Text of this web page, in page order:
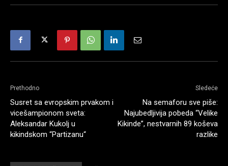
Prethodno
Susret sa evropskim prvakom i
vicešampionom sveta:
Aleksandar Kukolj u
kikindskom “Partizanu“
Sledeće
Na semaforu sve piše:
Najubedljivija pobeda “Velike
Kikinde”, nestvarnih 89 koševa
razlike